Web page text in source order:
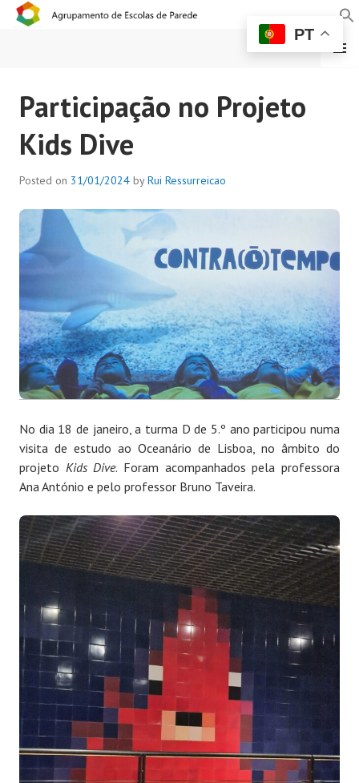
AGRUPAMENTO DE
ESCOLAS DE PAREDE
MENU
Participação no Projeto
Kids Dive
Posted on 31/01/2024 byRui Ressurreicao
No dia 18 de janeiro, a turma D de 5.º ano participou numa
visita de estudo ao Oceanário de Lisboa, no âmbito do
projeto Kids Dive. Foram acompanhados pela professora
Ana António e pelo professor Bruno Taveira.
PT